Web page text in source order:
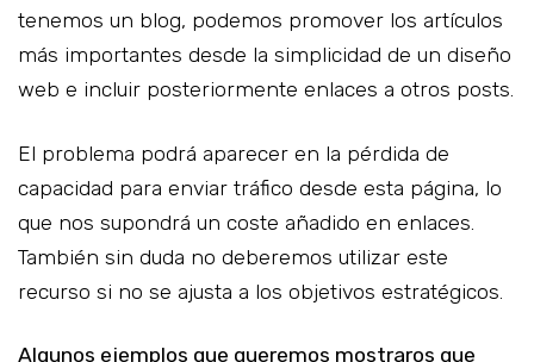
tenemos un blog, podemos promover los artículos
más importantes desde la simplicidad de un diseño
web e incluir posteriormente enlaces a otros posts.
El problema podrá aparecer en la pérdida de
capacidad para enviar tráfico desde esta página, lo
que nos supondrá un coste añadido en enlaces.
También sin duda no deberemos utilizar este
recurso si no se ajusta a los objetivos estratégicos.
Algunos ejemplos que queremos mostraros que